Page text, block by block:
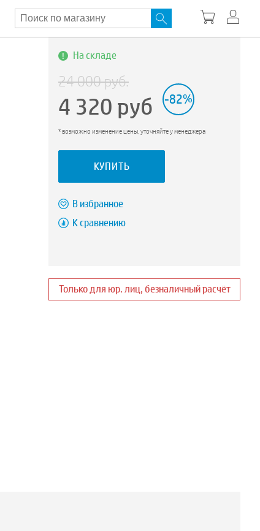
На складе
24 000 руб.
4 320 руб -82%
* возможно изменение цены, уточняйте у менеджера
КУПИТЬ
В избранное
К сравнению
Только для юр. лиц, безналичный расчёт